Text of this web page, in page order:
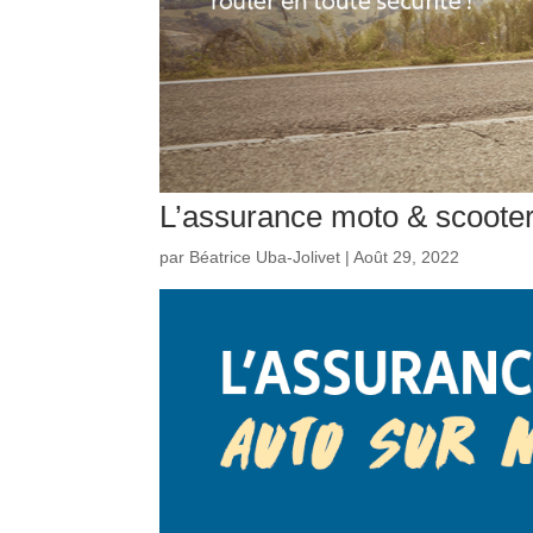
L’assurance moto &
par Béatrice Uba-Jolivet |Août 29, 2022